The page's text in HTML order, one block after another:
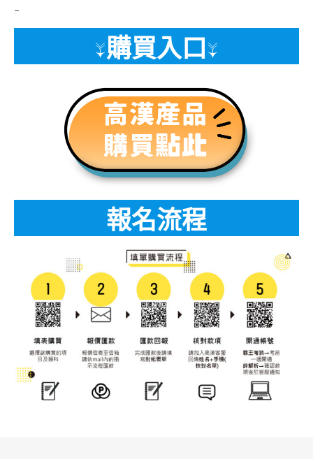
–
↓購買入口↓
報名流程